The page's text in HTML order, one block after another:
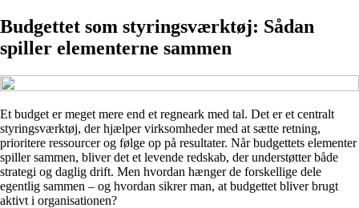
Budgettet som styringsværktøj: Sådan
spiller elementerne sammen
Et budget er meget mere end et regneark med tal. Det er et centralt
styringsværktøj, der hjælper virksomheder med at sætte retning,
prioritere ressourcer og følge op på resultater. Når budgettets elementer
spiller sammen, bliver det et levende redskab, der understøtter både
strategi og daglig drift. Men hvordan hænger de forskellige dele
egentlig sammen – og hvordan sikrer man, at budgettet bliver brugt
aktivt i organisationen?